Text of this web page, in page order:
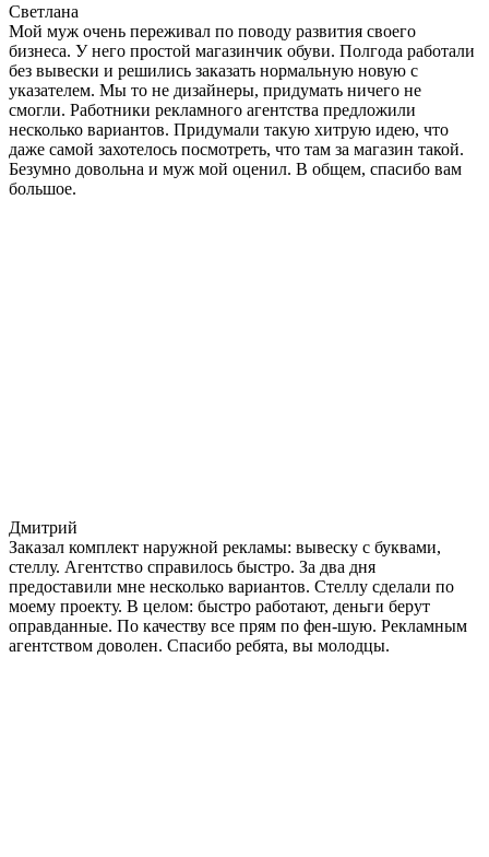
Светлана
Мой муж очень переживал по поводу развития своего
бизнеса. У него простой магазинчик обуви. Полгода работали
без вывески и решились заказать нормальную новую с
указателем. Мы то не дизайнеры, придумать ничего не
смогли. Работники рекламного агентства предложили
несколько вариантов. Придумали такую хитрую идею, что
даже самой захотелось посмотреть, что там за магазин такой.
Безумно довольна и муж мой оценил. В общем, спасибо вам
большое.
Дмитрий
Заказал комплект наружной рекламы: вывеску с буквами,
стеллу. Агентство справилось быстро. За два дня
предоставили мне несколько вариантов. Стеллу сделали по
моему проекту. В целом: быстро работают, деньги берут
оправданные. По качеству все прям по фен-шую. Рекламным
агентством доволен. Спасибо ребята, вы молодцы.